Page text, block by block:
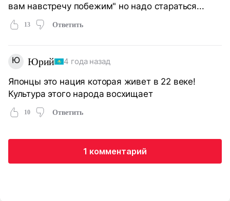
вам навстречу побежим" но надо стараться...
13 Ответить
Ю Юрий 4 года назад
Японцы это нация которая живет в 22 веке!
Культура этого народа восхищает
10 Ответить
1 комментарий